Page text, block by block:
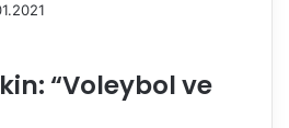
“Voleybol ve